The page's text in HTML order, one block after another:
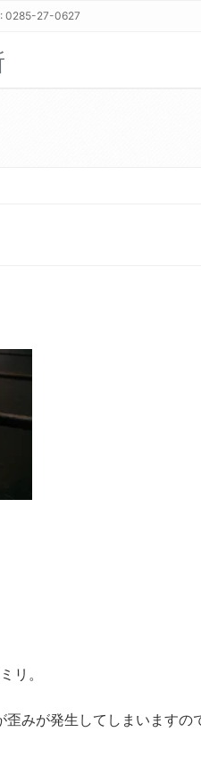
0285-27-0627
リ。
みが発生してしまいます